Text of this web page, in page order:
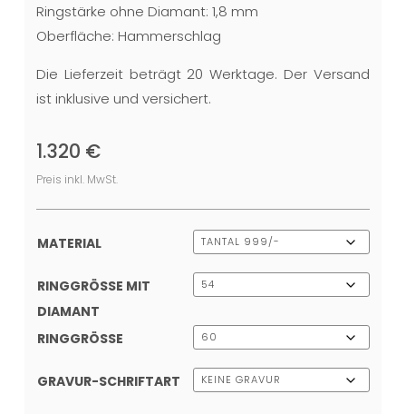
Ringstärke ohne Diamant: 1,8 mm
Oberfläche: Hammerschlag
Die Lieferzeit beträgt 20 Werktage. Der Versand
ist inklusive und versichert.
1.320 €
Preis inkl. MwSt.
MATERIAL
RINGGRÖSSE MIT D
IAMANT
RINGGRÖSSE
GRAVUR-SCHRIFTART